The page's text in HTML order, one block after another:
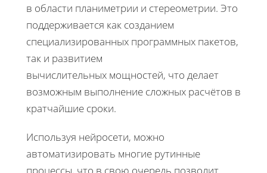
в области планиметрии и стереометрии. Это
поддерживается как созданием
специализированных программных пакетов,
так и развитием
вычислительных мощностей, что делает
возможным выполнение сложных расчётов в
кратчайшие сроки.
Используя нейросети, можно
автоматизировать многие рутинные
процессы, что в свою очередь позволит